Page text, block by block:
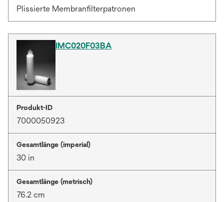
Plissierte Membranfilterpatronen
IMC020F03BA
Produkt-ID
7000050923
Gesamtlänge (imperial)
30 in
Gesamtlänge (metrisch)
76.2 cm